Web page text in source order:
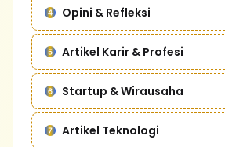
Opini & Refleksi
Artikel Karir & Profesi
Startup & Wirausaha
Artikel Teknologi